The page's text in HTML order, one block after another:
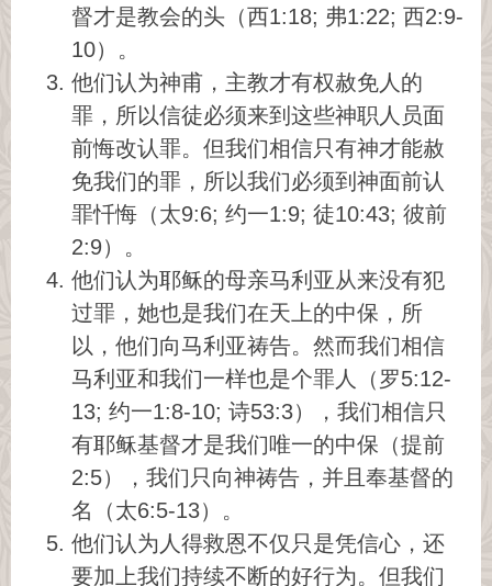
督才是教会的头（西1:18; 弗1:22; 西2:9-
10）。
他们认为神甫，主教才有权赦免人的
罪，所以信徒必须来到这些神职人员面
前悔改认罪。但我们相信只有神才能赦
免我们的罪，所以我们必须到神面前认
罪忏悔（太9:6; 约一1:9; 徒10:43; 彼前
2:9）。
他们认为耶稣的母亲马利亚从来没有犯
过罪，她也是我们在天上的中保，所
以，他们向马利亚祷告。然而我们相信
马利亚和我们一样也是个罪人（罗5:12-
13; 约一1:8-10; 诗53:3），我们相信只
有耶稣基督才是我们唯一的中保（提前
2:5），我们只向神祷告，并且奉基督的
名（太6:5-13）。
他们认为人得救恩不仅只是凭信心，还
要加上我们持续不断的好行为。但我们